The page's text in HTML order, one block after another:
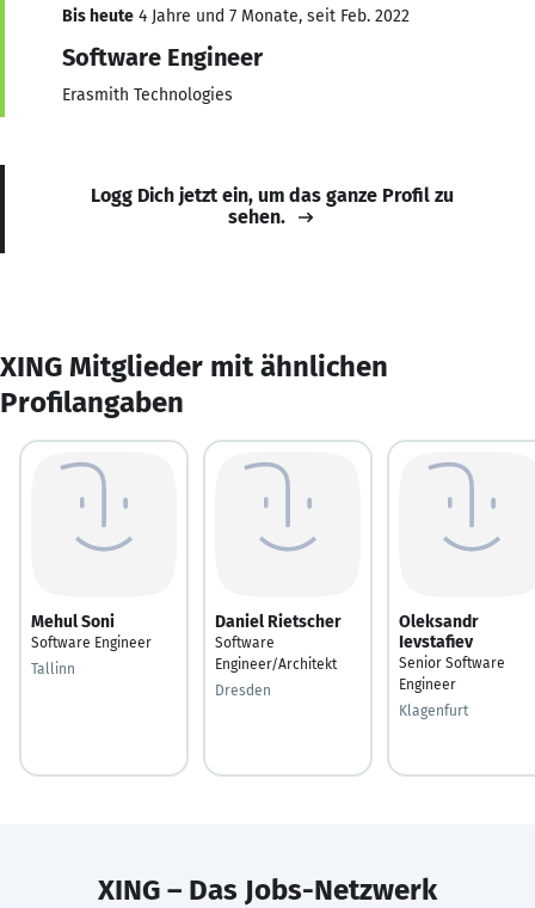
Bis heute 4 Jahre und 7 Monate, seit Feb. 2022
Software Engineer
Erasmith Technologies
Logg Dich jetzt ein, um das ganze Profil zu
sehen.
XING Mitglieder mit ähnlichen
Profilangaben
Mehul Soni
Software Engineer
Tallinn
Daniel Rietscher
Software
Engineer/Architekt
Dresden
Oleksandr
Ievstafiev
Senior Software
Engineer
Klagenfurt
XING – Das Jobs-Netzwerk